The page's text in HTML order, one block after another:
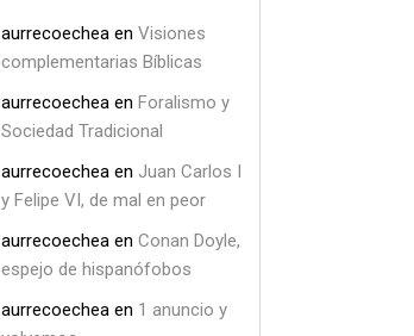
aurrecoechea en Visiones
complementarias Bíblicas
aurrecoechea en Foralismo y
Sociedad Tradicional
aurrecoechea en Juan Carlos I
y Felipe VI, de mal en peor
aurrecoechea en Conan Doyle,
espejo de hispanófobos
aurrecoechea en 1 anuncio y